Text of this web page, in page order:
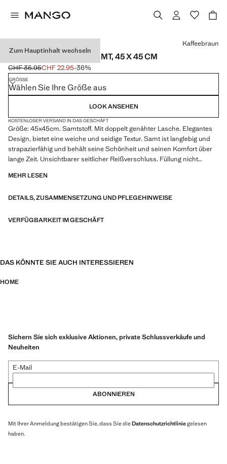
Zum Hauptinhalt wechseln
KISSENBEZUG AUS SAMT, 45 X 45 CM
Ausgangspreis durchgestrichen [CHF 35.95 ]
CHF 35.95
Aktueller Preis [CHF 22.95 ]
CHF 22.95-36%
Wählen Sie eine Farbe
Kaffeebraun
GRÖSSE
Wählen Sie Ihre Größe aus
LOOK ANSEHEN
KOSTENLOSER VERSAND IN DAS GESCHÄFT
Größe: 45x45cm. Samtstoff. Mit doppelt genähter Lasche. Elegantes
Design, bietet eine weiche und seidige Textur. Samt ist langlebig und
strapazierfähig und behält seine Schönheit und seinen Komfort über
lange Zeit. Unsichtbarer seitlicher Reißverschluss. Füllung nicht
kombinierbar sind. In verschiedenen Größen erhältlich. Produkt im
MEHR LESEN
DETAILS, ZUSAMMENSETZUNG UND PFLEGEHINWEISE
VERFÜGBARKEIT IM GESCHÄFT
DAS KÖNNTE SIE AUCH INTERESSIEREN
HOME
Sichern Sie sich exklusive Aktionen, private Schlussverkäufe und
Neuheiten
E-Mail
ABONNIEREN
Mit Ihrer Anmeldung bestätigen Sie, dass Sie dieDatenschutzrichtliniegelesen
haben.